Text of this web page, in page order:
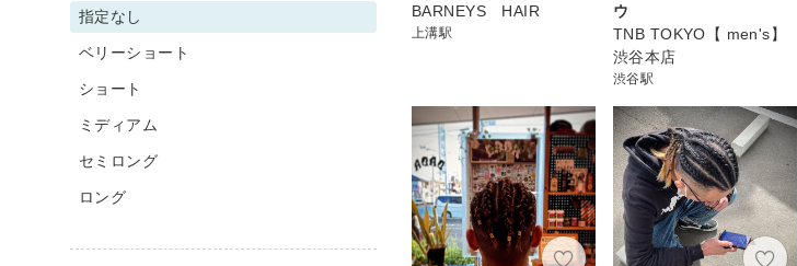
BARNEYS HAIR
上溝駅
ウ
TNB TOKYO【 men's】
渋谷本店
渋谷駅
指定なし
ベリーショート
ショート
ミディアム
セミロング
ロング